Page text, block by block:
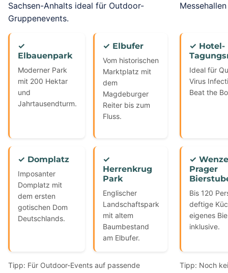
Sachsen-Anhalts ideal für Outdoor-
Gruppenevents.
✓
Elbauenpark
Moderner Park
mit 200 Hektar
und
Jahrtausendturm.
✓ Elbufer
Vom historischen
Marktplatz mit
dem
Magdeburger
Reiter bis zum
Fluss.
✓ Domplatz
Imposanter
Domplatz mit
dem ersten
gotischen Dom
Deutschlands.
✓
Herrenkrug
Park
Englischer
Landschaftspark
mit altem
Baumbestand
am Elbufer.
✓ Hotel-
Ideal für
Virus
Beat the
✓
Prager
Bis 120
deftige
eigenes
inklusive.
Tipp: Für Outdoor-Events auf passende
Tipp: Noch